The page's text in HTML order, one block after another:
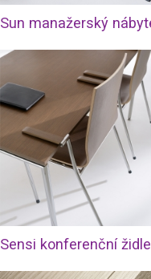
Sensi konferenční židle